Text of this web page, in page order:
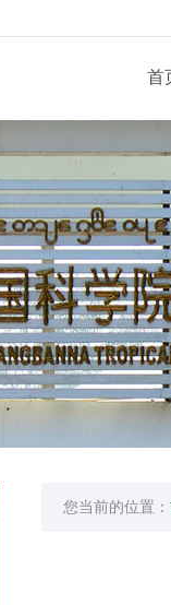
首
科研进展
科普报道
通知公告
历任领导
学术委员会
西园历史
数字园区
业务
您当前的位置：